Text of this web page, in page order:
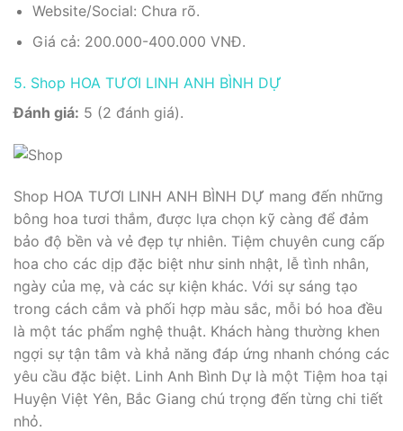
Website/Social: Chưa rõ.
Giá cả: 200.000-400.000 VNĐ.
5. Shop HOA TƯƠI LINH ANH BÌNH DỰ
Đánh giá: 5 (2 đánh giá).
Shop HOA TƯƠI LINH ANH BÌNH DỰ mang đến những
bông hoa tươi thắm, được lựa chọn kỹ càng để đảm
bảo độ bền và vẻ đẹp tự nhiên. Tiệm chuyên cung cấp
hoa cho các dịp đặc biệt như sinh nhật, lễ tình nhân,
ngày của mẹ, và các sự kiện khác. Với sự sáng tạo
trong cách cắm và phối hợp màu sắc, mỗi bó hoa đều
là một tác phẩm nghệ thuật. Khách hàng thường khen
ngợi sự tận tâm và khả năng đáp ứng nhanh chóng các
yêu cầu đặc biệt. Linh Anh Bình Dự là một Tiệm hoa tại
Huyện Việt Yên, Bắc Giang chú trọng đến từng chi tiết
nhỏ.